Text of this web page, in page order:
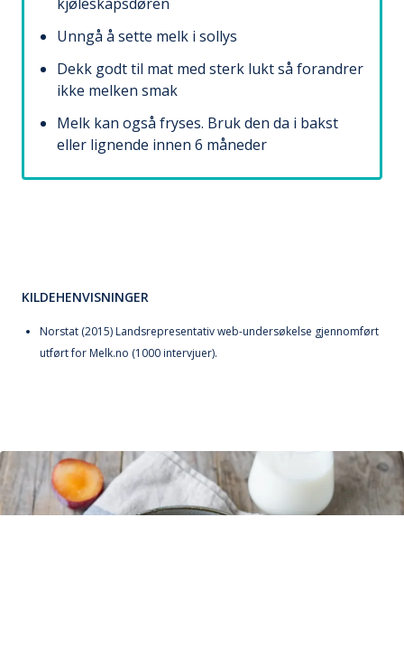
Unngå å sette melk i sollys
Dekk godt til mat med sterk lukt så forandrer
ikke melken smak
Melk kan også fryses. Bruk den da i bakst
eller lignende innen 6 måneder
KILDEHENVISNINGER
Norstat (2015) Landsrepresentativ web-undersøkelse gjennomført
utført for Melk.no (1000 intervjuer).